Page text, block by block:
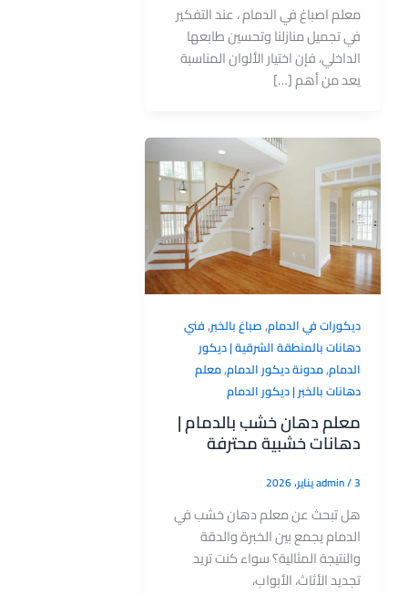
معلم اصباغ في الدمام ، عند التفكير
في تجميل منازلنا وتحسين طابعها
الداخلي، فإن اختيار الألوان المناسبة
يعد من أهم […]
ديكورات في الدمام,صباغ بالخبر,فني
دهانات بالمنطقة الشرقية | ديكور
الدمام,مدونة ديكور الدمام,معلم
دهانات بالخبر | ديكور الدمام
معلم دهان خشب بالدمام |
دهانات خشبية محترفة
admin/3 يناير، 2026
هل تبحث عن معلم دهان خشب في
الدمام يجمع بين الخبرة والدقة
والنتيجة المثالية؟ سواء كنت تريد
تجديد الأثاث، الأبواب،